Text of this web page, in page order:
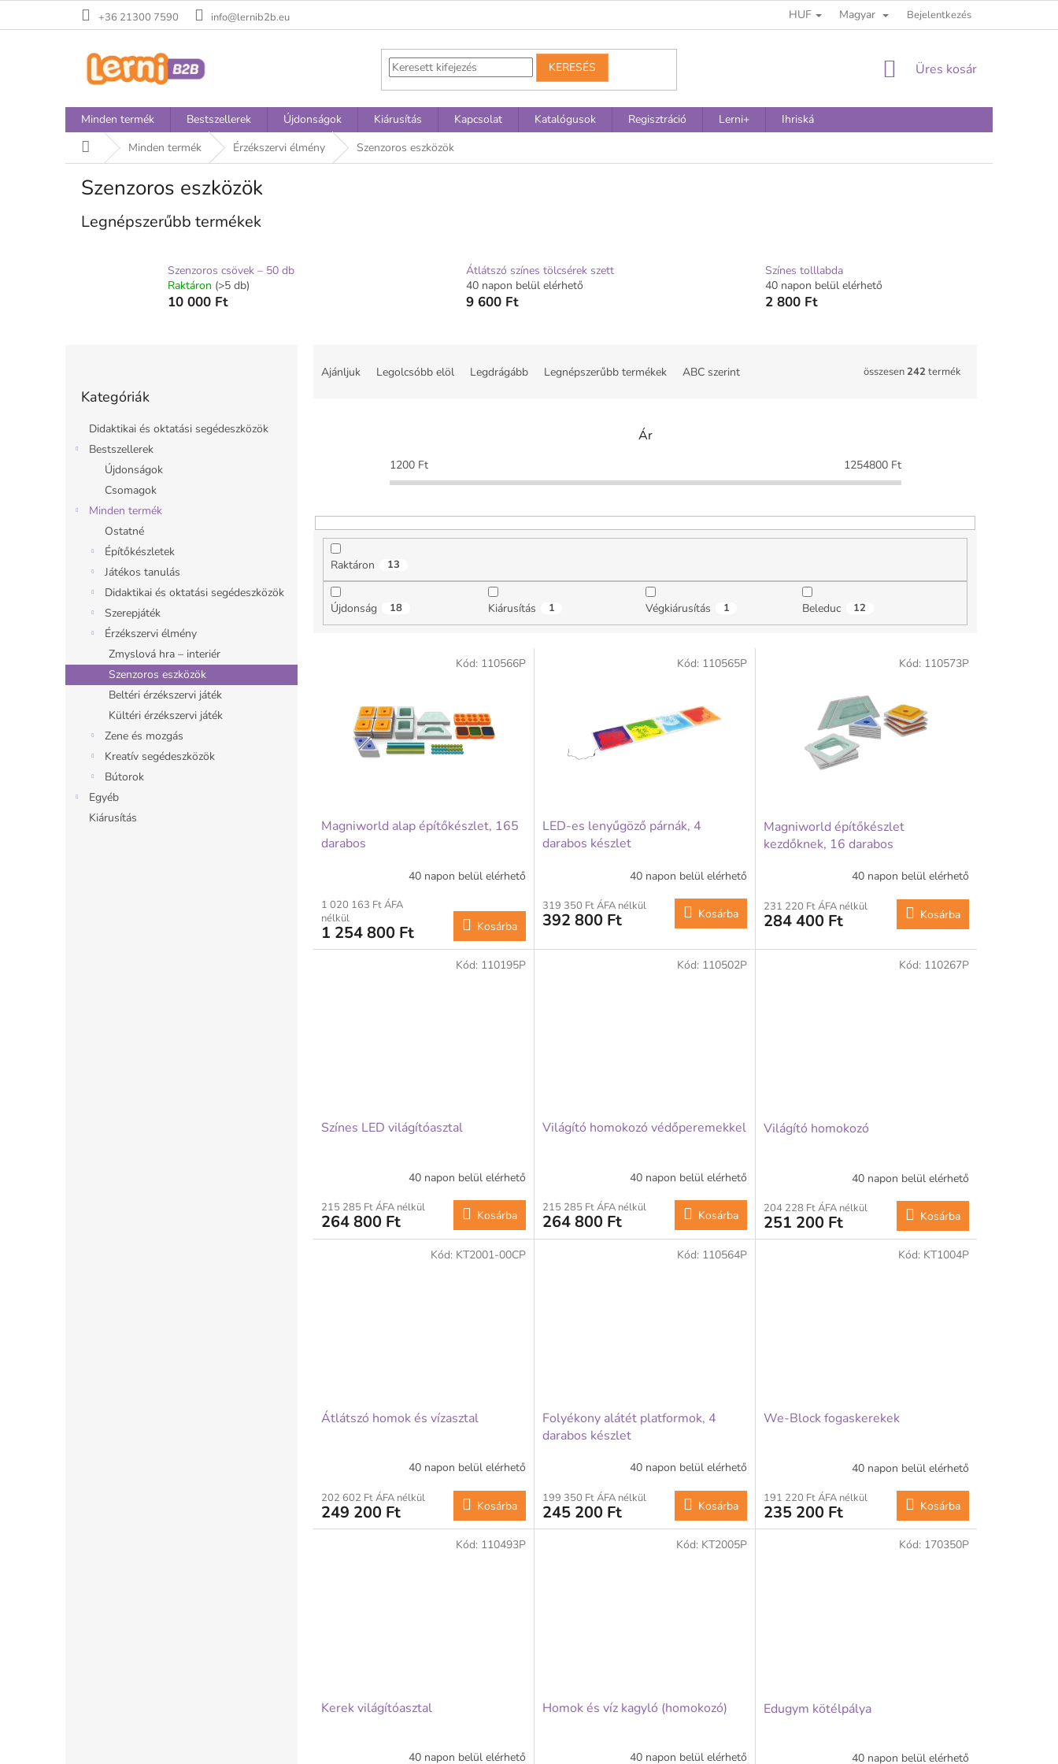
+36 21300 7590 info@lernib2b.eu HUF Magyar Bejelentkezés
KERESÉS KOSÁR
Üres kosár
Minden termék Bestszellerek Újdonságok Kiárusítás Kapcsolat Katalógusok Regisztráció Lerni+
Ihriská
KezdőlapMinden termék Érzékszervi élmény Szenzoros eszközök
Szenzoros eszközök
Legnépszerűbb termékek
Szenzoros csövek – 50 db
Raktáron (>5 db)
10 000 Ft
Átlátszó színes tölcsérek szett
40 napon belül elérhető
9 600 Ft
Színes tolllabda
40 napon belül elérhető
2 800 Ft
átugrása
Kategóriák
Didaktikai és oktatási segédeszközök
Bestszellerek
Újdonságok
Csomagok
Minden termék
Ostatné
Építőkészletek
Játékos tanulás
Didaktikai és oktatási segédeszközök
Szerepjáték
Érzékszervi élmény
Zmyslová hra – interiér
Szenzoros eszközök
Beltéri érzékszervi játék
Kültéri érzékszervi játék
Zene és mozgás
Kreatív segédeszközök
Bútorok
Egyéb
Kiárusítás
n
Ajánljuk Legolcsóbb elöl Legdrágább Legnépszerűbb termékek ABC szerint összesen 242 termék
Ár
1200Ft 1254800Ft
Raktáron 13
Újdonság 18 Kiárusítás 1 Végkiárusítás 1 Beleduc 12
Magniworld alap építőkészlet, 165
darabos
40 napon belül elérhető
1 020 163 Ft ÁFA
nélkül
1 254 800 Ft Kosárba
Kód: 110566P
LED-es lenyűgöző párnák, 4
darabos készlet
40 napon belül elérhető
319 350 Ft ÁFA nélkül
392 800 Ft Kosárba
Kód: 110565P
Magniworld építőkészlet
kezdőknek, 16 darabos
40 napon belül elérhető
231 220 Ft ÁFA nélkül
284 400 Ft Kosárba
Kód: 110573P
Színes LED világítóasztal
40 napon belül elérhető
215 285 Ft ÁFA nélkül
264 800 Ft Kosárba
Kód: 110195P
Világító homokozó védőperemekkel
40 napon belül elérhető
215 285 Ft ÁFA nélkül
264 800 Ft Kosárba
Kód: 110502P
Világító homokozó
40 napon belül elérhető
204 228 Ft ÁFA nélkül
251 200 Ft Kosárba
Kód: 110267P
Átlátszó homok és vízasztal
40 napon belül elérhető
202 602 Ft ÁFA nélkül
249 200 Ft Kosárba
Kód: KT2001-00CP
Folyékony alátét platformok, 4
darabos készlet
40 napon belül elérhető
199 350 Ft ÁFA nélkül
245 200 Ft Kosárba
Kód: 110564P
We-Block fogaskerekek
40 napon belül elérhető
191 220 Ft ÁFA nélkül
235 200 Ft Kosárba
Kód: KT1004P
Kerek világítóasztal
40 napon belül elérhető
Kód: 110493P
Homok és víz kagyló (homokozó)
40 napon belül elérhető
Kód: KT2005P
Edugym kötélpálya
40 napon belül elérhető
Kód: 170350P